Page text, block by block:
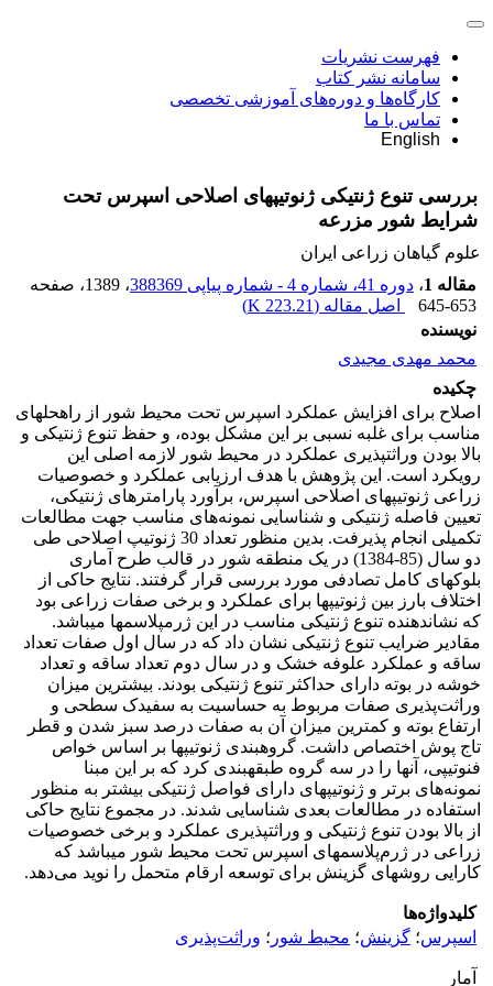
فهرست نشریات
سامانه نشر کتاب
کارگاه‌ها و دوره‌های آموزشی تخصصی
تماس با ما
English
بررسی تنوع ژنتیکی ژنوتیپ‎های اصلاحی اسپرس تحت
شرایط شور مزرعه
علوم گیاهان زراعی ایران
مقاله 1
، دوره 41، شماره 4 - شماره پیاپی 388369 ، 1389
، صفحه
645-653
اصل مقاله (223.21 K
)
نویسنده
محمد مهدی مجیدی
چکیده
اصلاح برای افزایش عملکرد اسپرس تحت محیط شور از راه‎حل‎های
مناسب برای غلبه نسبی بر این مشکل بوده، و حفظ تنوع ژنتیکی و
بالا بودن وراثت‎پذیری عملکرد در محیط شور لازمه اصلی این
رویکرد است. این پژوهش با هدف ارزیابی عملکرد و خصوصیات
زراعی ژنوتیپ‎های اصلاحی اسپرس، برآورد پارامتر‌های ژنتیکی،
تعیین فاصله ژنتیکی و شناسایی نمونه‌های مناسب جهت مطالعات
تکمیلی انجام پذیرفت. بدین منظور تعداد 30 ژنوتیپ اصلاحی طی
دو سال (85-1384) در یک منطقه شور در قالب طرح آماری
بلوک‎های کامل تصادفی مورد بررسی قرار گرفتند. نتایج حاکی از
اختلاف بارز بین ژنوتیپ‎ها برای عملکرد و برخی صفات زراعی بود
که نشان‎دهنده تنوع ژنتیکی مناسب در این ژرم‎پلاسم‎ها می‎باشد.
مقادیر ضرایب تنوع ژنتیکی نشان داد که در سال اول صفات تعداد
ساقه و عملکرد علوفه خشک و در سال دوم تعداد ساقه و تعداد
خوشه در بوته دارای حداکثر تنوع ژنتیکی بودند. بیشترین میزان
وراثت‌پذیری صفات مربوط به حساسیت به سفیدک سطحی و
ارتفاع بوته و کمترین میزان آن به صفات درصد سبز شدن و قطر
تاج پوش اختصاص داشت. گروهبندی ژنوتیپ‎ها بر اساس خواص
فنوتیپی، آنها را در سه گروه طبقه‎بندی کرد که بر این مبنا
نمونه‌های برتر و ژنوتیپ‎های دارای فواصل ژنتیکی بیشتر به منظور
استفاده در مطالعات بعدی شناسایی شدند. در مجموع نتایج حاکی
از بالا بودن تنوع ژنتیکی و وراثت‎پذیری عملکرد و برخی خصوصیات
زراعی در ژرم‌پلاسم‎های اسپرس تحت محیط شور می‎باشد که
کارایی روش‎های گزینش برای توسعه ارقام متحمل را نوید می‌دهد.
کلیدواژه‌ها
اسپرس؛ گزینش؛ محیط شور ؛ وراثت‌پذیری
آمار